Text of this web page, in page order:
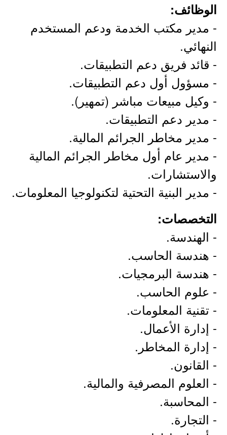
الوظائف:
- مدير مكتب الخدمة ودعم المستخدم
النهائي.
- قائد فريق دعم التطبيقات.
- مسؤول أول دعم التطبيقات.
- وكيل مبيعات مباشر (تمهير).
- مدير دعم التطبيقات.
- مدير مخاطر الجرائم المالية.
- مدير عام أول مخاطر الجرائم المالية
والاستشارات.
- مدير البنية التحتية لتكنولوجيا المعلومات.
التخصصات:
- الهندسة.
- هندسة الحاسب.
- هندسة البرمجيات.
- علوم الحاسب.
- تقنية المعلومات.
- إدارة الأعمال.
- إدارة المخاطر.
- القانون.
- العلوم المصرفية والمالية.
- المحاسبة.
- التجارة.